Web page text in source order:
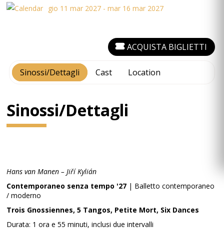
gio 11 mar 2027 - mar 16 mar 2027
Sinossi/Dettagli Cast Location
ACQUISTA BIGLIETTI
Sinossi/Dettagli
Hans van Manen – Jiří Kylián
Contemporaneo senza tempo '27 | Balletto contemporaneo
/ moderno
Trois Gnossiennes, 5 Tangos, Petite Mort, Six Dances
Durata: 1 ora e 55 minuti, inclusi due intervalli